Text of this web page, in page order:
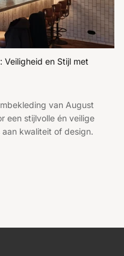
Veiligheid en Stijl met
van August
een stijlvolle én veilige
kwaliteit of design.